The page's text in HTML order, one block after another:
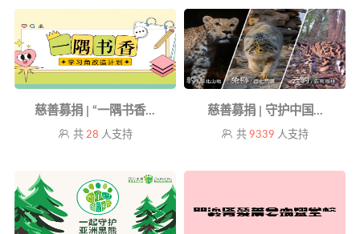
慈善募捐 | “一隅书香...
共 28 人支持
慈善募捐 | 守护中国...
共9339 人支持